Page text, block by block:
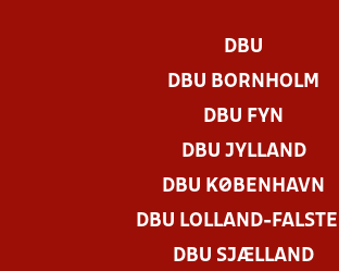
DBU
DBU BORNHOLM
DBU FYN
DBU JYLLAND
DBU KØBENHAVN
DBU LOLLAND-
DBU SJÆLLAND